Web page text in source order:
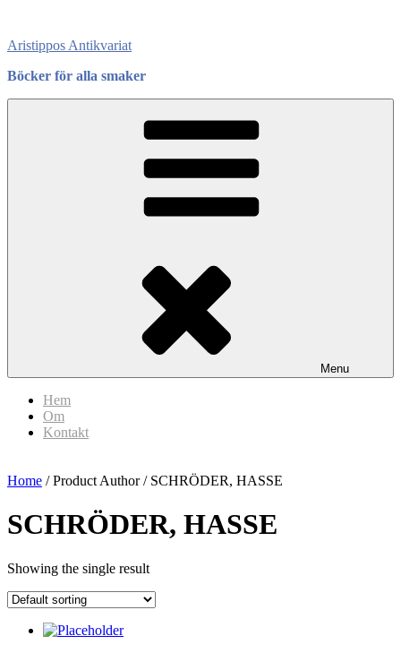
content
Aristippos Antikvariat
Böcker för alla smaker
Menu
Hem
Om
Kontakt
Home / Product Author / SCHRÖDER, HASSE
SCHRÖDER, HASSE
Showing the single result